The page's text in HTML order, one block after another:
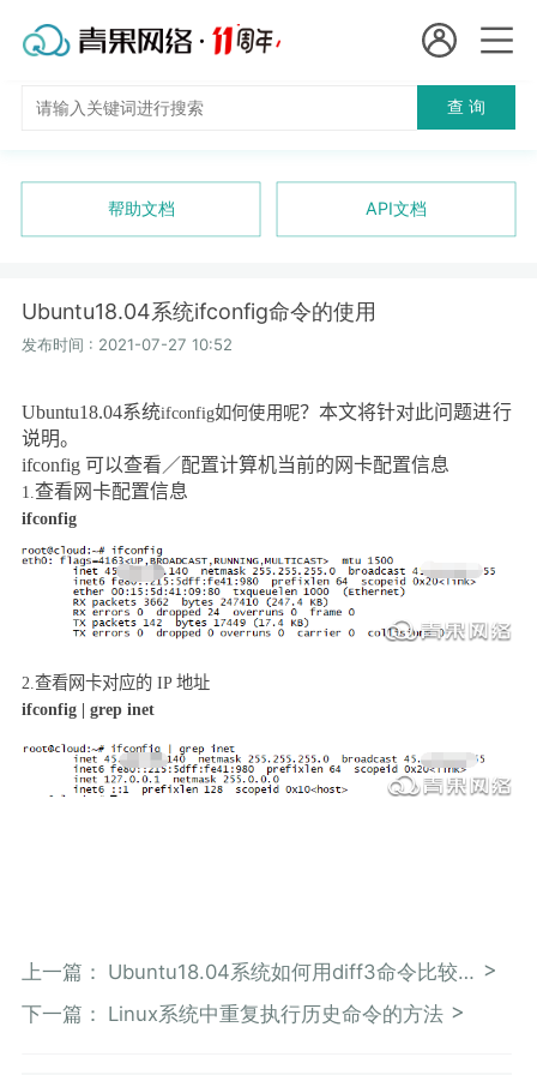
国
短效代理
隧道代理
独享代理
长效代理
进入控制台
退出
查 询
帮助文档 API文档
Ubuntu18.04系统ifconfig命令的使用
发布时间 : 2021-07-27 10:52
Ubuntu18.04系统ifconfig如何使用呢？本文将针对此问题进行
说明。
ifconfig 可以查看／配置计算机当前的网卡配置信息
1. 查看网卡配置信息
ifconfig
2.查看网卡对应的 IP地址
ifconfig | grep inet
上一篇： Ubuntu18.04系统如何用diff3命令比较3个文件并将不同之处显示到标准输出
下一篇： Linux系统中重复执行历史命令的方法